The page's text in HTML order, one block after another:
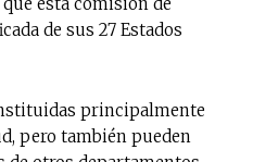
de sus 27 Estados
principalmente
pero también pueden